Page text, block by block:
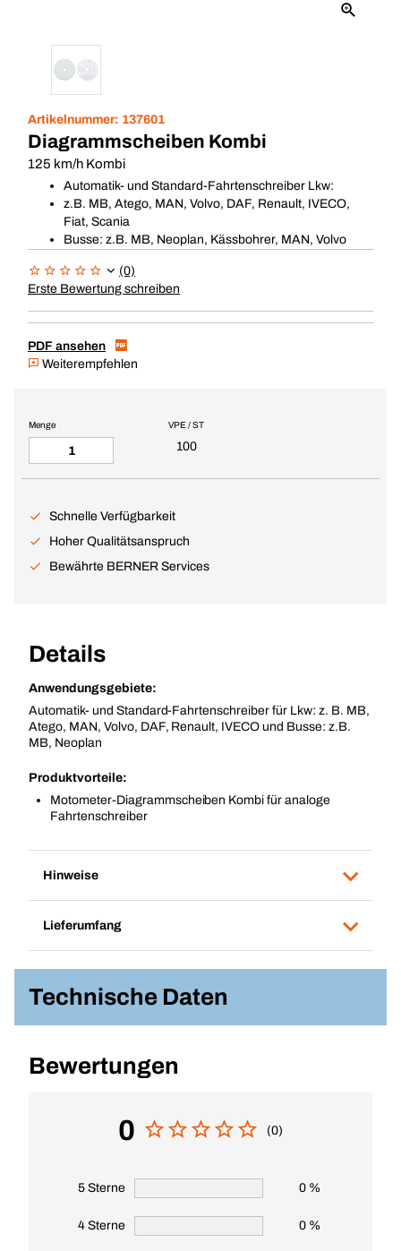
Artikelnummer: 137601
Diagrammscheiben Kombi
125 km/h Kombi
Automatik- und Standard-Fahrtenschreiber Lkw:
z.B. MB, Atego, MAN, Volvo, DAF, Renault, IVECO,
Fiat, Scania
Busse: z.B. MB, Neoplan, Kässbohrer, MAN, Volvo
(0)
Erste Bewertung schreiben
PDF ansehen
Weiterempfehlen
VPE / ST
100
Menge
Schnelle Verfügbarkeit
Hoher Qualitätsanspruch
Bewährte BERNER Services
Details
Anwendungsgebiete:
Automatik- und Standard-Fahrtenschreiber für Lkw: z. B. MB,
Atego, MAN, Volvo, DAF, Renault, IVECO und Busse: z.B.
MB, Neoplan
Produktvorteile:
Motometer-Diagrammscheiben Kombi für analoge
Fahrtenschreiber
Hinweise
Lieferumfang
Technische Daten
Bewertungen
0 (0)
5 Sterne 0 %
4 Sterne 0 %